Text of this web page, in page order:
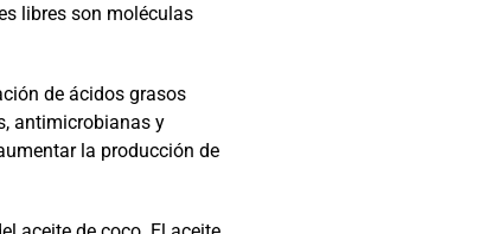
libres son moléculas
de ácidos grasos
antimicrobianas y
la producción de